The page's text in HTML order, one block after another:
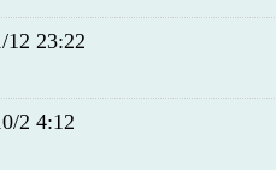
12 23:22
2 4:12